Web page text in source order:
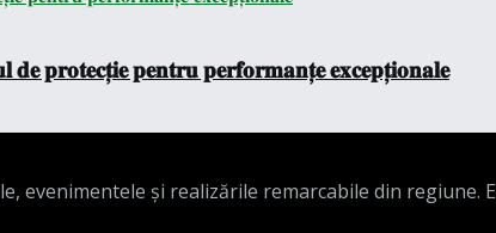
𝐩𝐫𝐨𝐭𝐞𝐜𝐭̦𝐢𝐞 𝐩𝐞𝐧𝐭𝐫𝐮 𝐩𝐞𝐫𝐟𝐨𝐫𝐦𝐚𝐧𝐭̦𝐞 𝐞𝐱𝐜𝐞𝐩𝐭̦𝐢𝐨𝐧𝐚𝐥𝐞
evenimentele și realizările remarcabile din